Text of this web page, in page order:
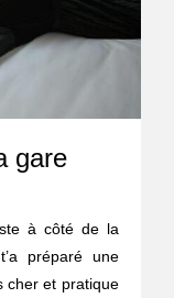
gare
à côté de la
préparé une
cher et pratique